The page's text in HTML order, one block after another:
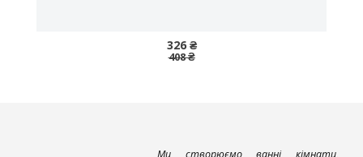
326 ₴
408 ₴
Ми створюємо ванні кімнати,